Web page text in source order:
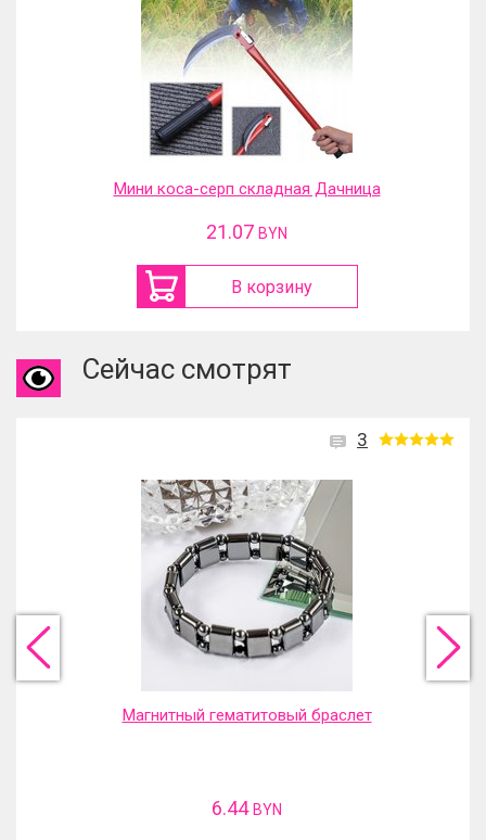
Мини коса-серп складная Дачница
21.07 BYN
В корзину
Сейчас смотрят
3
Магнитный гематитовый браслет
6.44 BYN